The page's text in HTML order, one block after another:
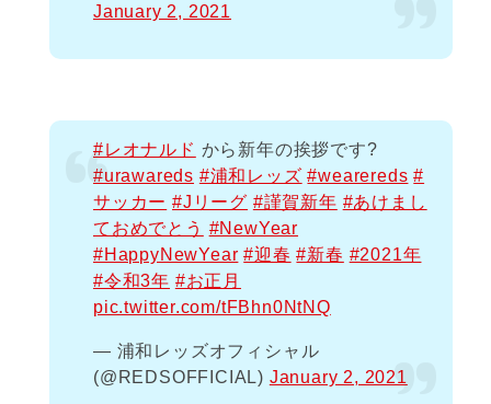
January 2, 2021
#レオナルド から新年の挨拶です?
#urawareds #浦和レッズ #wearereds #
サッカー #Jリーグ #謹賀新年 #あけまし
ておめでとう #NewYear
#HappyNewYear #迎春 #新春 #2021年
#令和3年 #お正月
pic.twitter.com/tFBhn0NtNQ
— 浦和レッズオフィシャル
(@REDSOFFICIAL) January 2, 2021